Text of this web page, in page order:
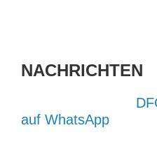
NACHRICHTEN
auf WhatsApp